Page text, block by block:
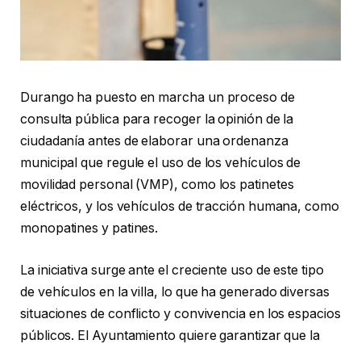
Durango ha puesto en marcha un proceso de
consulta pública para recoger la opinión de la
ciudadanía antes de elaborar una ordenanza
municipal que regule el uso de los vehículos de
movilidad personal (VMP), como los patinetes
eléctricos, y los vehículos de tracción humana, como
monopatines y patines.
La iniciativa surge ante el creciente uso de este tipo
de vehículos en la villa, lo que ha generado diversas
situaciones de conflicto y convivencia en los espacios
públicos. El Ayuntamiento quiere garantizar que la